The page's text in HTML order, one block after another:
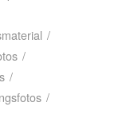
/
/
/
/